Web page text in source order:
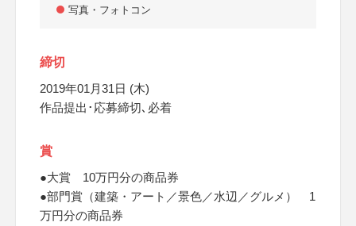
写真・フォトコン
締切
2019年01月31日 (木)
作品提出･応募締切､必着
賞
●大賞 10万円分の商品券
●部門賞（建築・アート／景色／水辺／グルメ） 1
万円分の商品券